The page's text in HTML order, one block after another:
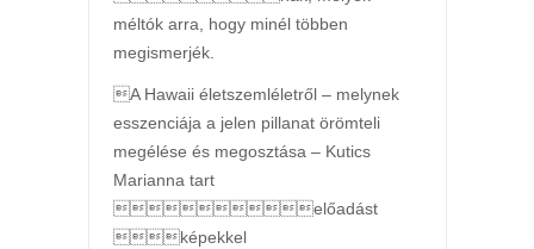
méltók arra, hogy minél többen
megismerjék.
A Hawaii életszemléletről – melynek
esszenciája a jelen pillanat örömteli
megélése és megosztása – Kutics
Marianna tart
előadást
képekkel